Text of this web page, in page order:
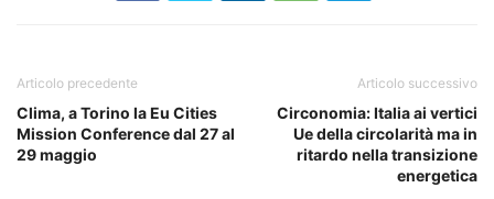
Articolo precedente
Clima, a Torino la Eu Cities
Mission Conference dal 27 al
29 maggio
Articolo successivo
Circonomia: Italia ai vertici
Ue della circolarità ma in
ritardo nella transizione
energetica